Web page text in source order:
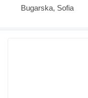
Bugarska, Sofia